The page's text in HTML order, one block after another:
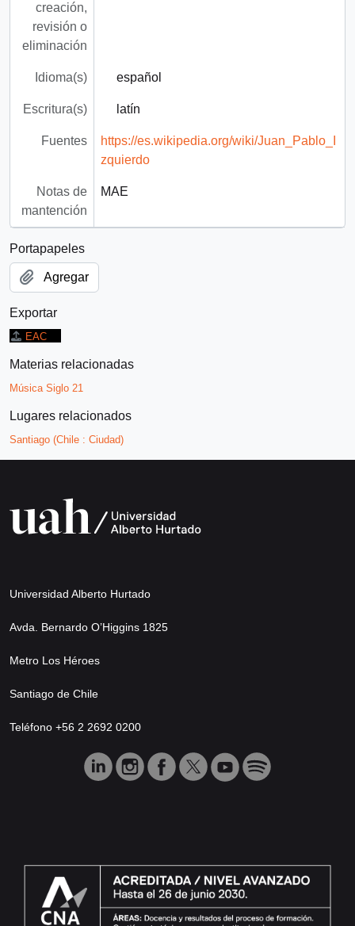
creación,
revisión o
eliminación
Idioma(s) español
Escritura(s) latín
Fuentes
https://es.wikipedia.org/wiki/Juan_Pablo_I
zquierdo
Notas de
mantención
MAE
Portapapeles
Agregar
Exportar
EAC
Materias relacionadas
Música Siglo 21
Lugares relacionados
Santiago (Chile : Ciudad)
Universidad Alberto Hurtado
Avda. Bernardo O’Higgins 1825
Metro Los Héroes
Santiago de Chile
Teléfono +56 2 2692 0200